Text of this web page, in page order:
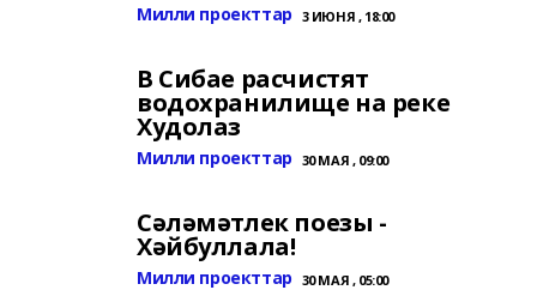
Милли проекттар 3 ИЮНЯ , 18:00
В Сибае расчистят
водохранилище на реке
Худолаз
Милли проекттар 30 МАЯ , 09:00
Сәләмәтлек поезы -
Хәйбуллала!
Милли проекттар 30 МАЯ , 05:00